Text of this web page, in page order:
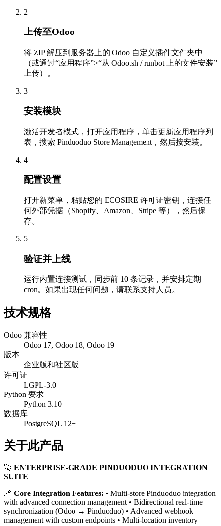
2
上传至Odoo
将 ZIP 解压到服务器上的 Odoo 自定义插件文件夹中
（或通过“应用程序”>“从 Odoo.sh / runbot 上的文件安装”
上传）。
3
安装模块
激活开发者模式，打开应用程序，单击更新应用程序列
表，搜索 Pinduoduo Store Management，然后按安装。
4
配置设置
打开新菜单，粘贴您的 ECOSIRE 许可证密钥，连接任
何外部凭据（Shopify、Amazon、Stripe 等），然后保
存。
5
验证并上线
运行内置连接测试，同步前 10 条记录，并安排定期
cron。如果出现任何问题，请联系支持人员。
技术规格
Odoo 兼容性
Odoo 17, Odoo 18, Odoo 19
版本
企业版和社区版
许可证
LGPL-3.0
Python 要求
Python 3.10+
数据库
PostgreSQL 12+
关于此产品
🚀 ENTERPRISE-GRADE PINDUODUO INTEGRATION
SUITE
🔗 Core Integration Features: • Multi-store Pinduoduo integration
with advanced connection management • Bidirectional real-time
synchronization (Odoo ↔ Pinduoduo) • Advanced webhook
management with custom endpoints • Multi-location inventory